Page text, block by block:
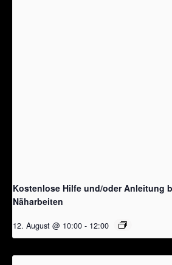
Kostenlose Hilfe und/oder Anleitung
Näharbeiten
12. August @ 10:00 - 12:00